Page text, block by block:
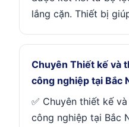
lắng cặn. Thiết bị
Chuyên Thiết kế và
công nghiệp tại Bắc
✅ Chuyên thiết kế
công nghiệp tại Bắc